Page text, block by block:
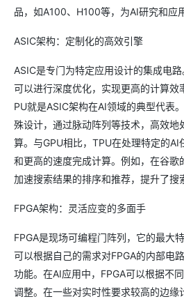
品，如A100、H100等，为AI研究和应
ASIC架构：定制化的高效引擎
ASIC是专门为特定应用设计的集成电
可以进行深度优化，实现更高的计算效
PU就是ASIC架构在AI领域的典型代表
殊设计，通过脉动阵列等技术，高效地
算。与GPU相比，TPU在处理特定的
和更高的速度完成计算。例如，在谷歌
加速搜索结果的排序和推荐，提升了搜
FPGA架构：灵活应变的多面手
FPGA是现场可编程门阵列，它的最大
可以根据自己的需求对FPGA的内部电
功能。在AI应用中，FPGA可以根据不
调整。在一些对实时性要求较高的边缘